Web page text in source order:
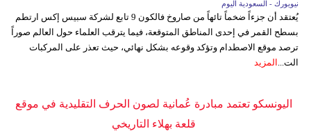
نيويورك - السعودية اليوم
يُعتقد أن جزءاً ضخماً تائهاً من صاروخ فالكون 9 تابع لشركة سبيس إكس ارتطم
بسطح القمر في إحدى المناطق المتوقعة، فيما يترقب العلماء حول العالم صوراً
ترصد موقع الاصطدام وتؤكد وقوعه بشكل نهائي، حيث تعذر على المركبات
الت... المزيد
اليونسكو تعتمد مبادرة عُمانية لصون الحرف التقليدية في موقع
قلعة بهلاء التاريخي